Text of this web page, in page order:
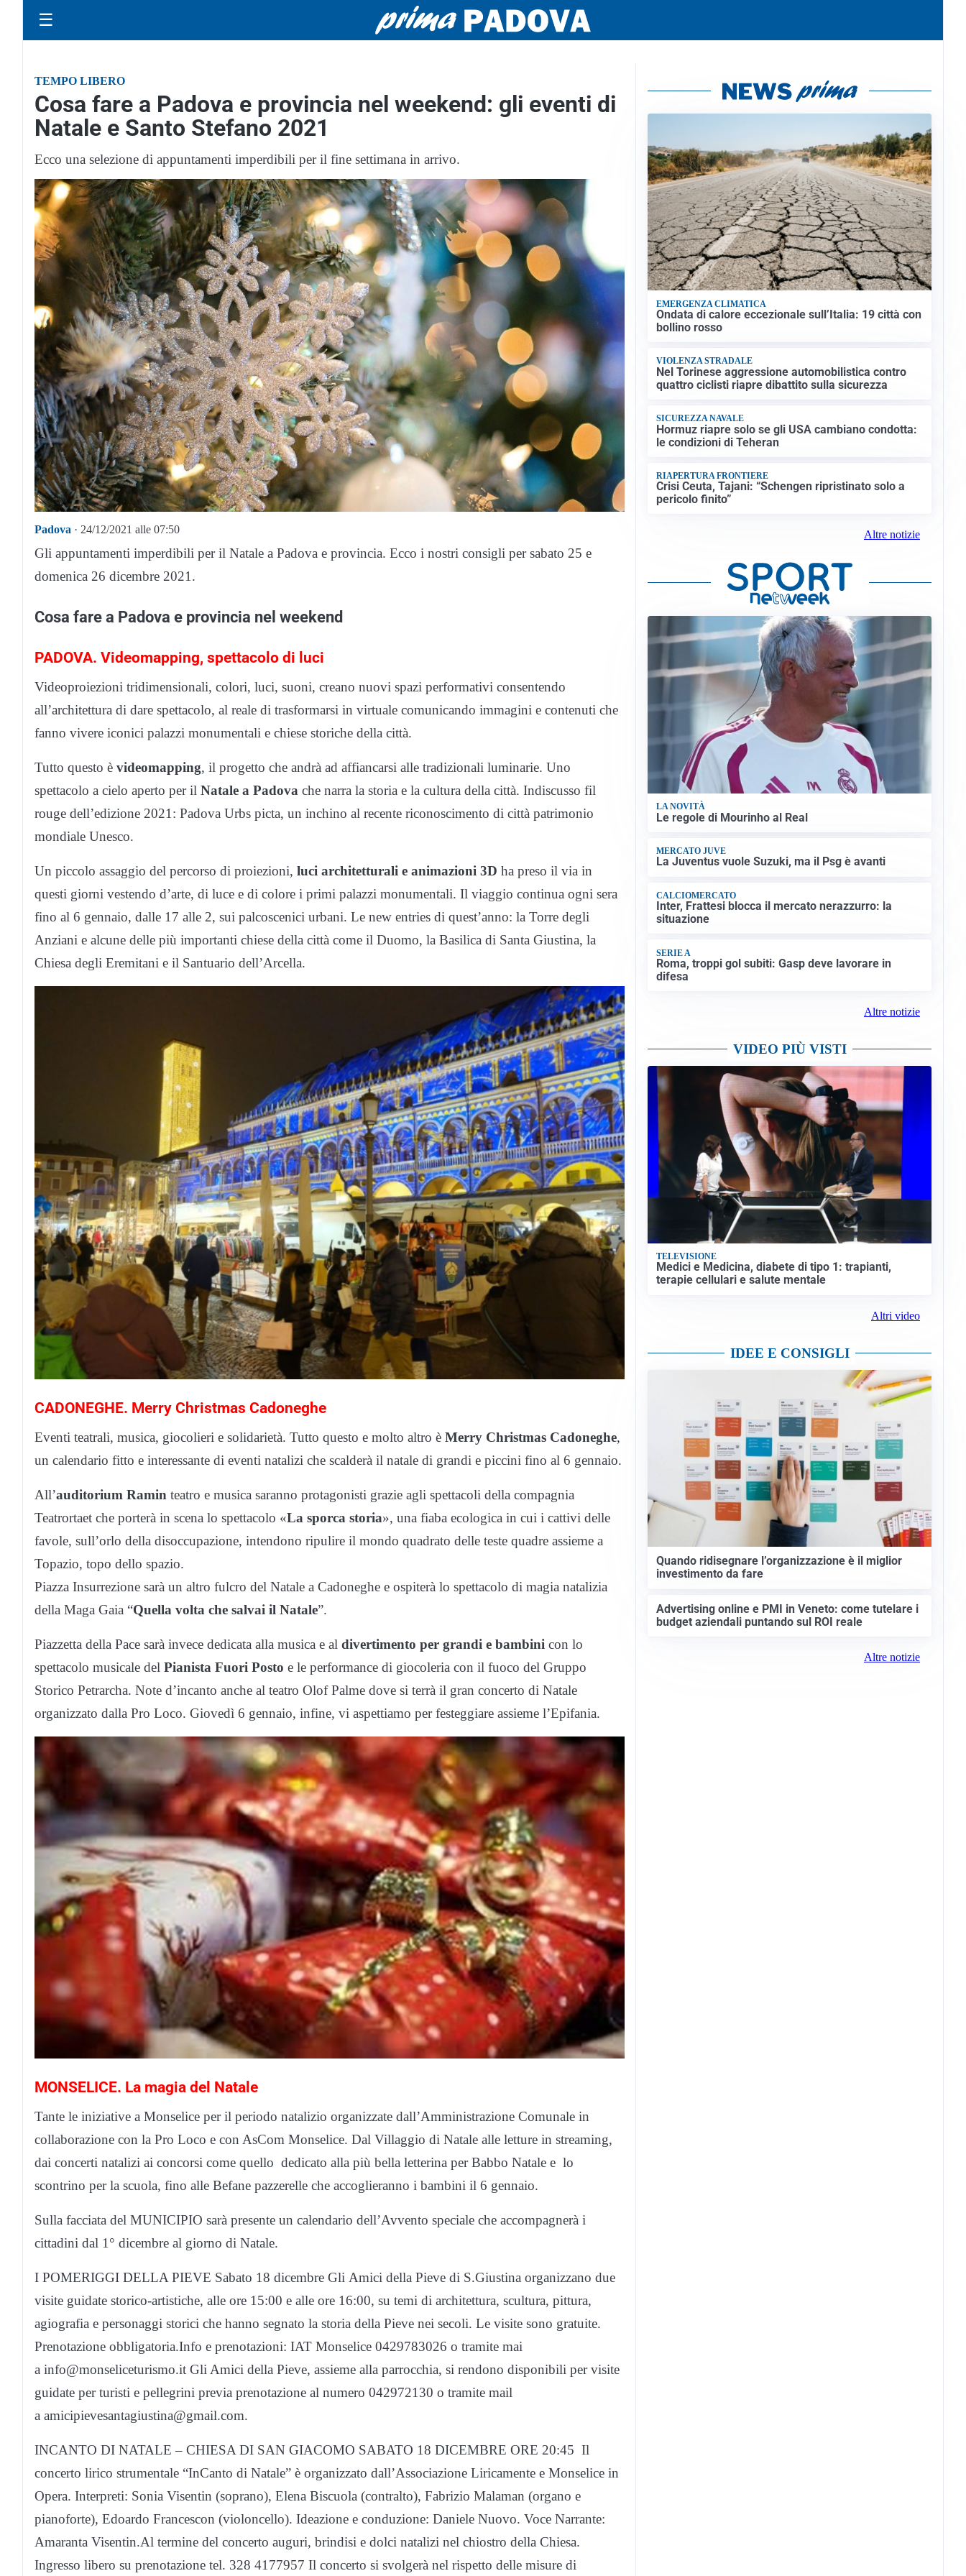
☰
TEMPO LIBERO
Cosa fare a Padova e provincia nel weekend: gli eventi di
Natale e Santo Stefano 2021
Ecco una selezione di appuntamenti imperdibili per il fine settimana in arrivo.
Padova · 24/12/2021 alle 07:50
Gli appuntamenti imperdibili per il Natale a Padova e provincia. Ecco i nostri consigli per sabato 25 e
domenica 26 dicembre 2021.
Cosa fare a Padova e provincia nel weekend
PADOVA. Videomapping, spettacolo di luci
Videoproiezioni tridimensionali, colori, luci, suoni, creano nuovi spazi performativi consentendo
all’architettura di dare spettacolo, al reale di trasformarsi in virtuale comunicando immagini e contenuti che
fanno vivere iconici palazzi monumentali e chiese storiche della città.
Tutto questo è videomapping, il progetto che andrà ad affiancarsi alle tradizionali luminarie. Uno
spettacolo a cielo aperto per il Natale a Padova che narra la storia e la cultura della città. Indiscusso fil
rouge dell’edizione 2021: Padova Urbs picta, un inchino al recente riconoscimento di città patrimonio
mondiale Unesco.
Un piccolo assaggio del percorso di proiezioni, luci architetturali e animazioni 3D ha preso il via in
questi giorni vestendo d’arte, di luce e di colore i primi palazzi monumentali. Il viaggio continua ogni sera
fino al 6 gennaio, dalle 17 alle 2, sui palcoscenici urbani. Le new entries di quest’anno: la Torre degli
Anziani e alcune delle più importanti chiese della città come il Duomo, la Basilica di Santa Giustina, la
Chiesa degli Eremitani e il Santuario dell’Arcella.
CADONEGHE. Merry Christmas Cadoneghe
Eventi teatrali, musica, giocolieri e solidarietà. Tutto questo e molto altro è Merry Christmas Cadoneghe,
un calendario fitto e interessante di eventi natalizi che scalderà il natale di grandi e piccini fino al 6 gennaio.
All’auditorium Ramin teatro e musica saranno protagonisti grazie agli spettacoli della compagnia
Teatrortaet che porterà in scena lo spettacolo «La sporca storia», una fiaba ecologica in cui i cattivi delle
favole, sull’orlo della disoccupazione, intendono ripulire il mondo quadrato delle teste quadre assieme a
Topazio, topo dello spazio.
Piazza Insurrezione sarà un altro fulcro del Natale a Cadoneghe e ospiterà lo spettacolo di magia natalizia
della Maga Gaia “Quella volta che salvai il Natale”.
Piazzetta della Pace sarà invece dedicata alla musica e al divertimento per grandi e bambini con lo
spettacolo musicale del Pianista Fuori Posto e le performance di giocoleria con il fuoco del Gruppo
Storico Petrarcha. Note d’incanto anche al teatro Olof Palme dove si terrà il gran concerto di Natale
organizzato dalla Pro Loco. Giovedì 6 gennaio, infine, vi aspettiamo per festeggiare assieme l’Epifania.
MONSELICE. La magia del Natale
Tante le iniziative a Monselice per il periodo natalizio organizzate dall’Amministrazione Comunale in
collaborazione con la Pro Loco e con AsCom Monselice. Dal Villaggio di Natale alle letture in streaming,
dai concerti natalizi ai concorsi come quello dedicato alla più bella letterina per Babbo Natale e lo
scontrino per la scuola, fino alle Befane pazzerelle che accoglieranno i bambini il 6 gennaio.
Sulla facciata del MUNICIPIO sarà presente un calendario dell’Avvento speciale che accompagnerà i
cittadini dal 1° dicembre al giorno di Natale.
I POMERIGGI DELLA PIEVE Sabato 18 dicembre Gli Amici della Pieve di S.Giustina organizzano due
visite guidate storico-artistiche, alle ore 15:00 e alle ore 16:00, su temi di architettura, scultura, pittura,
agiografia e personaggi storici che hanno segnato la storia della Pieve nei secoli. Le visite sono gratuite.
Prenotazione obbligatoria.Info e prenotazioni: IAT Monselice 0429783026 o tramite mai
a info@monseliceturismo.it Gli Amici della Pieve, assieme alla parrocchia, si rendono disponibili per visite
guidate per turisti e pellegrini previa prenotazione al numero 042972130 o tramite mail
a amicipievesantagiustina@gmail.com.
INCANTO DI NATALE – CHIESA DI SAN GIACOMO SABATO 18 DICEMBRE ORE 20:45 Il
concerto lirico strumentale “InCanto di Natale” è organizzato dall’Associazione Liricamente e Monselice in
Opera. Interpreti: Sonia Visentin (soprano), Elena Biscuola (contralto), Fabrizio Malaman (organo e
pianoforte), Edoardo Francescon (violoncello). Ideazione e conduzione: Daniele Nuovo. Voce Narrante:
Amaranta Visentin.Al termine del concerto auguri, brindisi e dolci natalizi nel chiostro della Chiesa.
Ingresso libero su prenotazione tel. 328 4177957 Il concerto si svolgerà nel rispetto delle misure di
EMERGENZA CLIMATICA
Ondata di calore eccezionale sull’Italia: 19 città con
bollino rosso
VIOLENZA STRADALE
Nel Torinese aggressione automobilistica contro
quattro ciclisti riapre dibattito sulla sicurezza
SICUREZZA NAVALE
Hormuz riapre solo se gli USA cambiano condotta:
le condizioni di Teheran
RIAPERTURA FRONTIERE
Crisi Ceuta, Tajani: “Schengen ripristinato solo a
pericolo finito”
Altre notizie
LA NOVITÀ
Le regole di Mourinho al Real
MERCATO JUVE
La Juventus vuole Suzuki, ma il Psg è avanti
CALCIOMERCATO
Inter, Frattesi blocca il mercato nerazzurro: la
situazione
SERIE A
Roma, troppi gol subiti: Gasp deve lavorare in
difesa
Altre notizie
VIDEO PIÙ VISTI
TELEVISIONE
Medici e Medicina, diabete di tipo 1: trapianti,
terapie cellulari e salute mentale
Altri video
IDEE E CONSIGLI
Quando ridisegnare l’organizzazione è il miglior
investimento da fare
Advertising online e PMI in Veneto: come tutelare i
budget aziendali puntando sul ROI reale
Altre notizie